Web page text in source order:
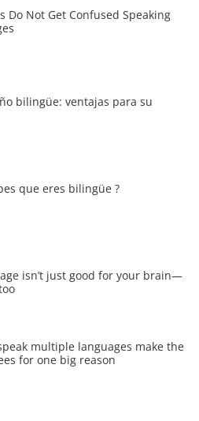
Do Not Get Confused Speaking
bilingüe: ventajas para su
que eres bilingüe ?
isn’t just good for your brain—
multiple languages make the
for one big reason